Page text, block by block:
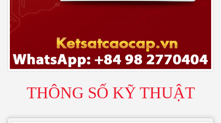
THÔNG SỐ KỸ THUẬT